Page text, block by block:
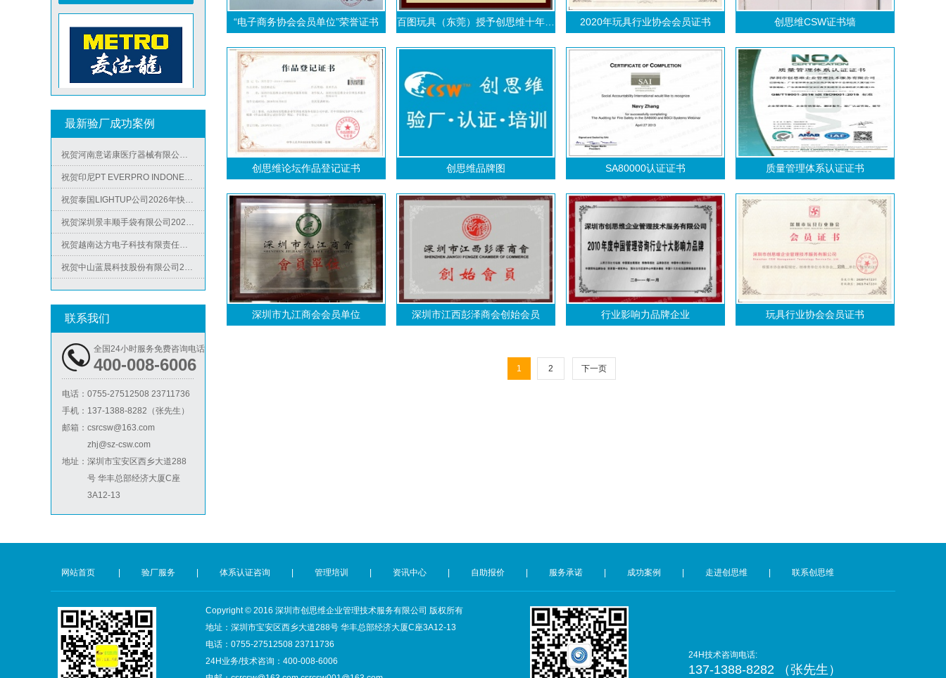
ICS验厂
Lowe's劳氏验厂
BSCI验厂
最新验厂成功案例
祝贺越南达方电子科技有限责任公司2026年快速通过RBA-VAP审核并取得178分银牌
祝贺台湾JE HONG INTERNATIONAL TEXTILE CO., LTD 2026年快速通过GRS认证
祝贺河南意诺康医疗器械有限公司2026年快速通过GMP认证
祝贺印尼PT EVERPRO INDONESIA TECHNOLOGIES公司2026年快速通过RBA-VAP审核
祝贺泰国LIGHTUP公司2026年快速通过SCAN验厂审核并取得99分
祝贺深圳景丰顺手袋有限公司2026年快速通过SGS-GRS认证
祝贺越南达方电子科技有限责任公司2026年快速通过RBA-VAP审核并取得178分银牌
祝贺中山蓝晨科技股份有限公司2026年快速通过BSCI验厂-B级
祝贺力特半导体（无锡）有限公司2026年快速通过RBA-VAP认证审核并取得170.2分
祝贺河南意诺康医疗器械有限公司2026年快速通过GMP认证
祝贺印尼PT EVERPRO INDONESIA TECHNOLOGIES公司2026年快速通过RBA-VAP审核
联系我们
全国24小时服务免费咨询电话
400-008-6006
电话： 0755-27512508 23711736
手机： 137-1388-8282（张先生）
邮箱： csrcsw@163.com
zhj@sz-csw.com
地址： 深圳市宝安区西乡大道288
号 华丰总部经济大厦C座
3A12-13
“电子商务协会会员单位”荣誉证书 2020年玩具行业协会会员证书 创思维CSW证书墙
创思维论坛作品登记证书 创思维品牌图 SA80000认证证书 质量管理体系认证证书
深圳市九江商会会员单位 深圳市江西彭泽商会创始会员 行业影响力品牌企业 玩具行业协会会员证书
1 2 下一页
网站首页 | 验厂服务 | 体系认证咨询 | 管理培训 | 资讯中心 | 自助报价 | 服务承诺 | 成功案例 | 走进创思维 | 联系创思维
Copyright © 2016 深圳市创思维企业管理技术服务有限公司 版权所有
地址：深圳市宝安区西乡大道288号 华丰总部经济大厦C座3A12-13
电话：0755-27512508 23711736
24H业务/技术咨询：400-008-6006
24H技术咨询电话:
137-1388-8282 （张先生）